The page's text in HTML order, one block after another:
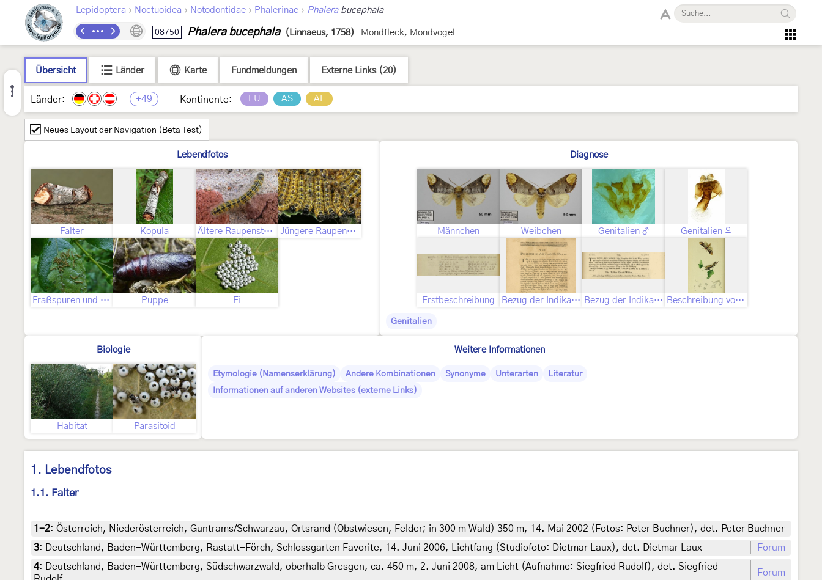
Lepidoptera › Noctuoidea › Notodontidae › Phalerinae › Phalerabucephala
08750 Phalera bucephala (Linnaeus, 1758) Mondfleck, Mondvogel
Übersicht Länder Karte Fundmeldungen Externe Links (20)
Länder: +49 Kontinente: EU AS AF
Neues Layout der Navigation (Beta Test)
Lebendfotos
Falter Kopula Ältere Raupenstadien Jüngere Raupenstadien
Fraßspuren und Befallsbild Puppe Ei
Diagnose
Männchen Weibchen Genitalien ♂ Genitalien ♀
Erstbeschreibung Bezug der Indikation „Alb. ins. 23. f. 33.“ Bezug der Indikation „Wilk. pap. 21. t. 3. a. 8.“ Beschreibung von John Curtis als Pygaera bucephala
Genitalien
Biologie
Habitat Parasitoid
Weitere Informationen
Etymologie (Namenserklärung) Andere Kombinationen Synonyme Unterarten
Literatur
Informationen auf anderen Websites (externe Links)
1. Lebendfotos
1.1. Falter
1-2: Österreich, Niederösterreich, Guntrams/Schwarzau, Ortsrand (Obstwiesen, Felder; in 300 m Wald) 350 m, 14. Mai 2002 (Fotos: Peter Buchner), det. Peter Buchner
3: Deutschland, Baden-Württemberg, Rastatt-Förch, Schlossgarten Favorite, 14. Juni 2006, Lichtfang (Studiofoto: Dietmar Laux), det. Dietmar Laux
Forum
4:
Deutschland, Baden-Württemberg, Südschwarzwald, oberhalb Gresgen, ca. 450 m, 2. Juni 2008, am Licht (Aufnahme: Siegfried Rudolf), det. Siegfried
Forum